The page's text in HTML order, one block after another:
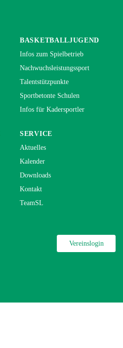
BASKETBALLJUGEND
Infos zum Spielbetrieb
Nachwuchsleistungssport
Talentstützpunkte
Sportbetonte Schulen
Infos für Kadersportler
SERVICE
Aktuelles
Kalender
Downloads
Kontakt
TeamSL
Vereinslogin